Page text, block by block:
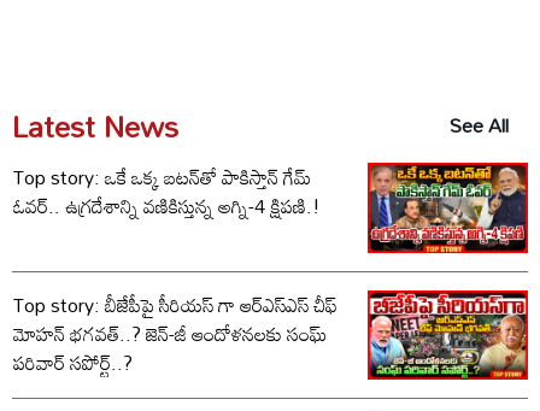
Latest News
See All
Top story: ఒకే ఒక్క బటన్‌తో పాకిస్తాన్ గేమ్
ఓవర్.. ఉగ్రదేశాన్ని వణికిస్తున్న అగ్ని-4 క్షిపణి.!
Top story: బీజేపీపై సీరియస్ గా ఆర్‌ఎస్‌ఎస్ చీఫ్
మోహన్ భగవత్..? జెన్-జీ ఆందోళనలకు సంఘ్
పరివార్ సపోర్ట్..?